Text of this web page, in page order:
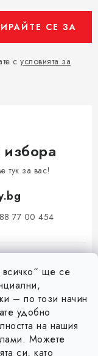
ще се
– по този начин
удобно
на нашия
Можете
си, като
с условията за
СЕ ЗА
за вас!
77 00 454